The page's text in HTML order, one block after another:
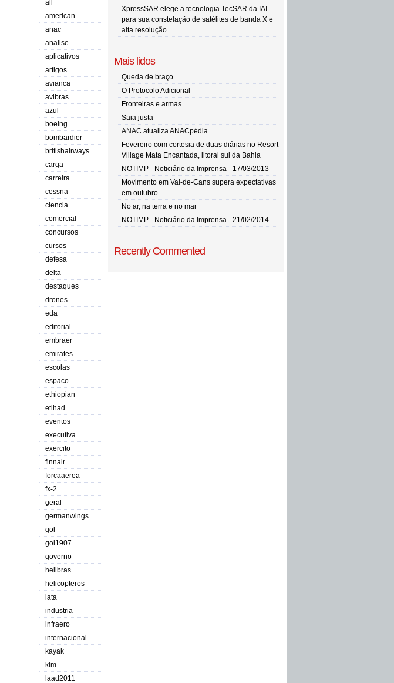
all
american
anac
analise
aplicativos
artigos
avianca
avibras
azul
boeing
bombardier
britishairways
carga
carreira
cessna
ciencia
comercial
concursos
cursos
defesa
delta
destaques
drones
eda
editorial
embraer
emirates
escolas
espaco
ethiopian
etihad
eventos
executiva
exercito
finnair
forcaaerea
fx-2
geral
germanwings
gol
gol1907
governo
helibras
helicopteros
iata
industria
infraero
internacional
kayak
klm
laad2011
XpressSAR elege a tecnologia TecSAR da IAI
para sua constelação de satélites de banda X e
alta resolução
Mais lidos
Queda de braço
O Protocolo Adicional
Fronteiras e armas
Saia justa
ANAC atualiza ANACpédia
Fevereiro com cortesia de duas diárias no Resort
Village Mata Encantada, litoral sul da Bahia
NOTIMP - Noticiário da Imprensa - 17/03/2013
Movimento em Val-de-Cans supera expectativas
em outubro
No ar, na terra e no mar
NOTIMP - Noticiário da Imprensa - 21/02/2014
Recently Commented